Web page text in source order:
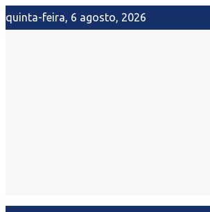
quinta-feira, 6 agosto, 2026